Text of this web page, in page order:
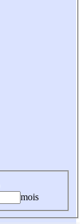
mois